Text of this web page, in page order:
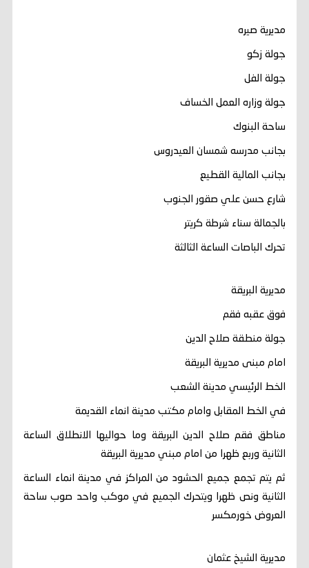
مديرية صيره
جولة زكو
جولة الفل
جولة وزاره العمل الخساف
ساحة البنوك
بجانب مدرسه شمسان العيدروس
بجانب المالية القطيع
شارع حسن علي صقور الجنوب
بالجمالة سناء شرطة كريتر
تحرك الباصات الساعة الثالثة
مديرية البريقة
فوق عقبه فقم
جولة منطقة صلاح الدين
امام مبنى مديرية البريقة
الخط الرئيسي مدينة الشعب
في الخط المقابل وامام مكتب مدينة انماء القديمة
مناطق فقم صلاح الدين البريقة وما حواليها الانطلاق الساعة
الثانية وربع ظهرا من امام مبني مديرية البريقة
ثم يتم تجمع جميع الحشود من المراكز في مدينة انماء الساعة
الثانية ونص ظهرا ويتحرك الجميع في موكب واحد صوب ساحة
العروض خورمكسر
مديرية الشيخ عثمان